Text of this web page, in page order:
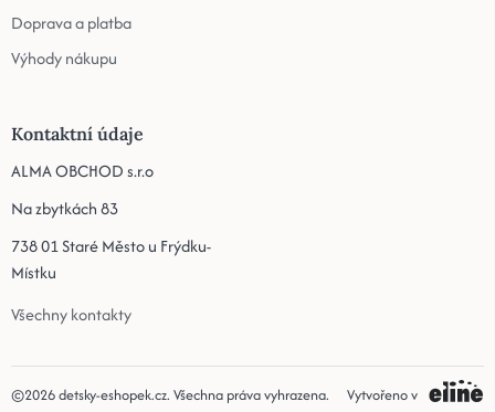
Doprava a platba
Výhody nákupu
Kontaktní údaje
ALMA OBCHOD s.r.o
Na zbytkách 83
738 01 Staré Město u Frýdku-
Místku
Všechny kontakty
©2026detsky-eshopek.cz. Všechna práva vyhrazena. Vytvořeno v